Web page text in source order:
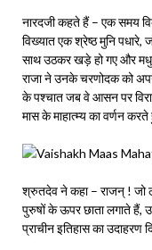
नारदजी कहते हैं – एक समय
विख्यात एक श्रेष्ठ मुनि
साथ उठकर खड़े हो गए और
राजा ने उनके चरणोदक को
के पश्चात जब वे आसन पर
मास के माहात्म्य का वर्णन
श्रुतदेव ने कहा – राजन् ! जो
पुरुषों के ऊपर छाता लगाते हैं,
प्राचीन इतिहास का उदाहरण